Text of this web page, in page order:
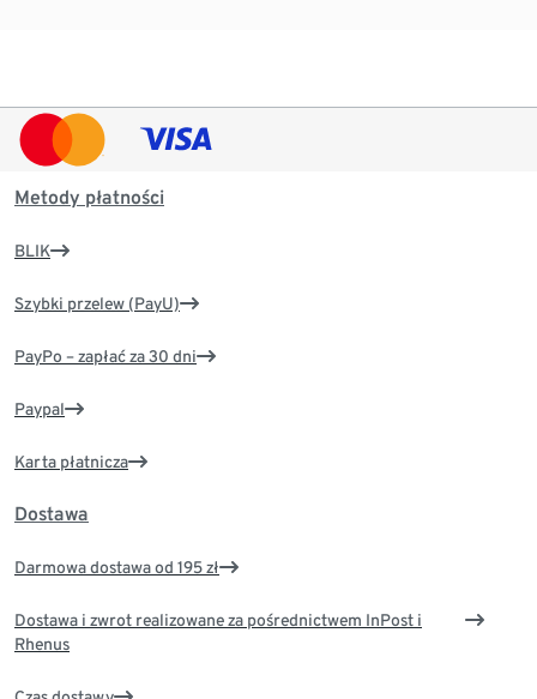
Metody płatności
BLIK
Szybki przelew (PayU)
PayPo – zapłać za 30 dni
Paypal
Karta płatnicza
Dostawa
Darmowa dostawa od 195 zł
Dostawa i zwrot realizowane za pośrednictwem InPost i
Rhenus